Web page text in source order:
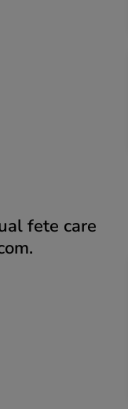
fete care